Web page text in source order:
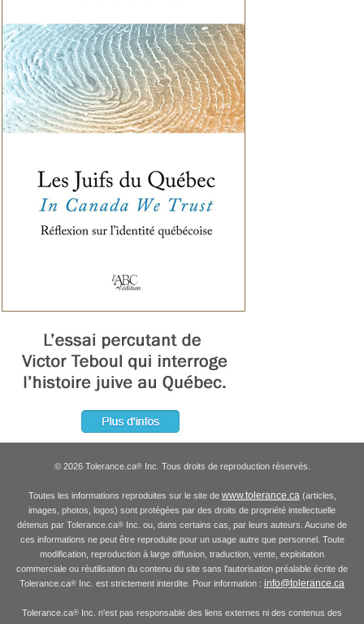
© 2026 Tolerance.ca®Inc. Tous droits de reproduction réservés.
Toutes les informations reproduites sur le site de www.tolerance.ca(articles,
images, photos, logos) sont protégées par des droits de propriété intellectuelle
détenus par Tolerance.ca® Inc. ou, dans certains cas, par leurs auteurs. Aucune de
ces informations ne peut être reproduite pour un usage autre que personnel. Toute
modification, reproduction à large diffusion, traduction, vente, exploitation
commerciale ou réutilisation du contenu du site sans l'autorisation préalable écrite de
Tolerance.ca® Inc. est strictement interdite. Pour information : info@tolerance.ca
Tolerance.ca® Inc. n'est pas responsable des liens externes ni des contenus des